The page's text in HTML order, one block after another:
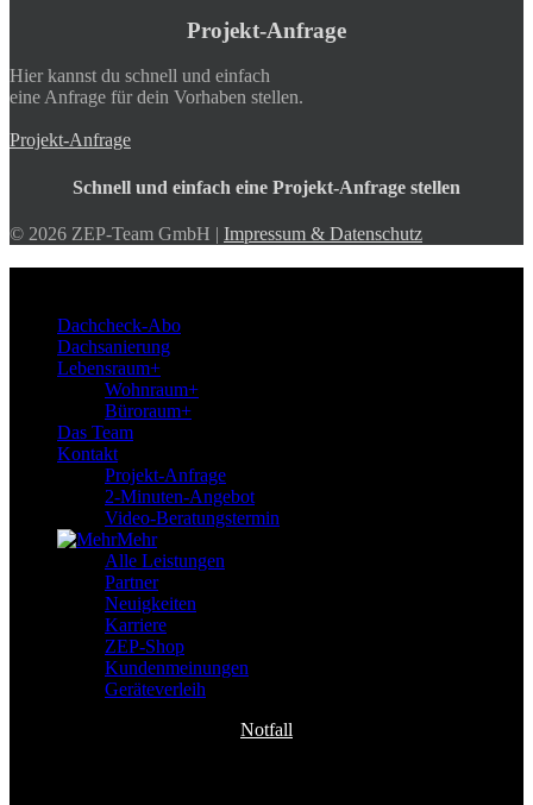
Projekt-Anfrage
Hier kannst du schnell und einfach
eine Anfrage für dein Vorhaben stellen.
Projekt-Anfrage
Schnell und einfach eine Projekt-Anfrage stellen
© 2026 ZEP-Team GmbH | Impressum & Datenschutz
Dachcheck-Abo
Dachsanierung
Lebensraum+
Wohnraum+
Büroraum+
Das Team
Kontakt
Projekt-Anfrage
2-Minuten-Angebot
Video-Beratungstermin
Mehr
Alle Leistungen
Partner
Neuigkeiten
Karriere
ZEP-Shop
Kundenmeinungen
Geräteverleih
Notfall